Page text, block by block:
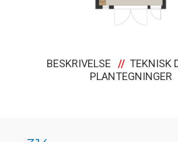
BESKRIVELSE // TEKNISK
PLANTEGNINGER